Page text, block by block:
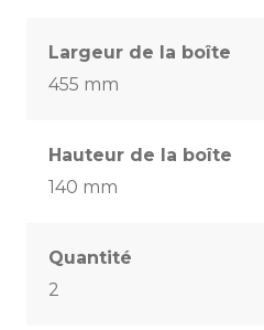
Largeur de la boîte
455 mm
Hauteur de la boîte
140 mm
Quantité
2